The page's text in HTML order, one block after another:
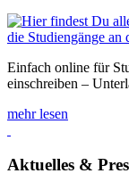
Einfach online für
einschreiben –
mehr lesen
Aktuelles &